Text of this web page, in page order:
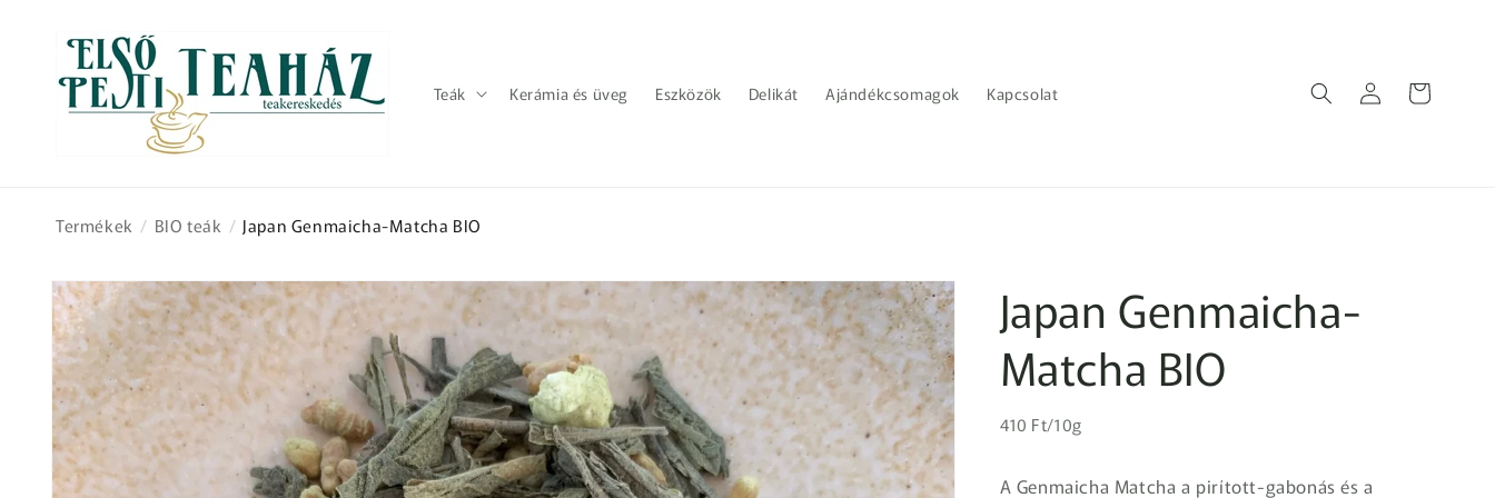
tartalomhoz
Teák Kerámia és üveg Eszközök Delikát Ajándékcsomagok Kapcsolat BejelentkezésKosár
Termékek / BIO teák / Japan Genmaicha-Matcha BIO
Kihagyás, és
ugrás a
termékadatokra
Japan Genmaicha-
Matcha BIO
Normál
Egységár
410 Ft/10g
A Genmaicha Matcha a pirított-gabonás és a